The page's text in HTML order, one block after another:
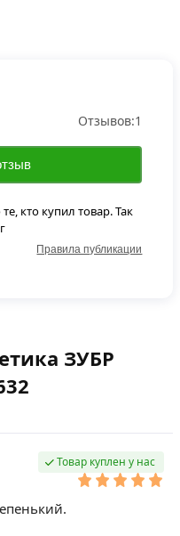
ЗУБР
Товар куплен у нас
Отзывов:1
кто купил товар. Так
Правила публикации